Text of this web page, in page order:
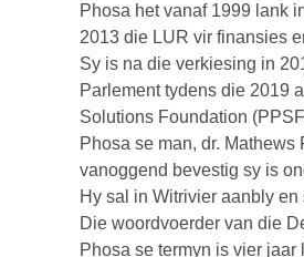
Phosa het vanaf 1999 lank
2013 die LUR vir finansies
Sy is na die verkiesing in
Parlement tydens die 2019
Solutions Foundation
Phosa se man, dr.
vanoggend bevestig sy is
Hy sal in Witrivier aanbly
Die woordvoerder van die
Phosa se termyn is vier jaar